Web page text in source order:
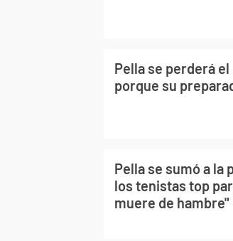
Pella se perderá
porque su
Pella se sumó a la
los tenistas top
muere de hambre"